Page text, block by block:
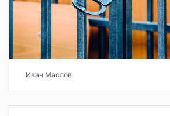
Иван Маслов